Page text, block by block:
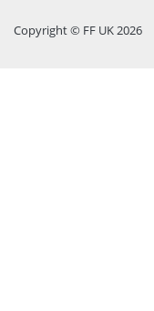
Copyright © FF UK 2026